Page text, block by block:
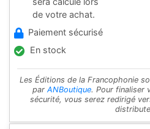
de votre achat.
Paiement sécurisé
En stock
Les Éditions de la Francophonie
par ANBoutique. Pour finaliser
sécurité, vous serez redirigé